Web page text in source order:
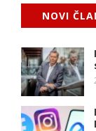
NOVI